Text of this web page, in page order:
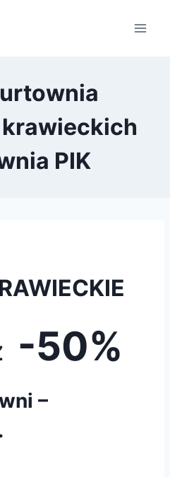
PIK
-50%
–